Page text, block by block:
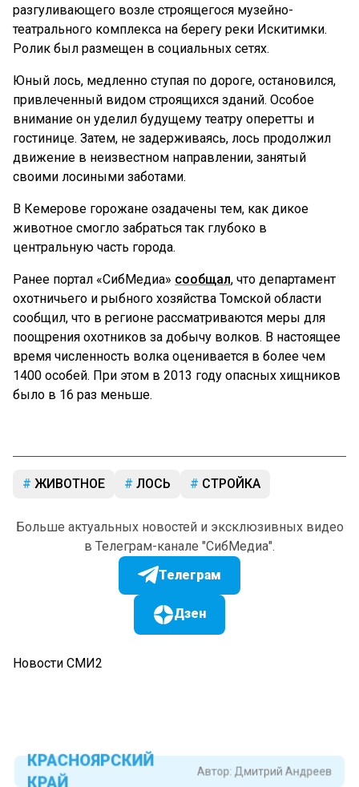
разгуливающего возле строящегося музейно-
театрального комплекса на берегу реки Искитимки.
Ролик был размещен в социальных сетях.
Юный лось, медленно ступая по дороге, остановился,
привлеченный видом строящихся зданий. Особое
внимание он уделил будущему театру оперетты и
гостинице. Затем, не задерживаясь, лось продолжил
движение в неизвестном направлении, занятый
своими лосиными заботами.
В Кемерове горожане озадачены тем, как дикое
животное смогло забраться так глубоко в
центральную часть города.
Ранее портал «СибМедиа» сообщал, что департамент
охотничьего и рыбного хозяйства Томской области
сообщил, что в регионе рассматриваются меры для
поощрения охотников за добычу волков. В настоящее
время численность волка оценивается в более чем
1400 особей. При этом в 2013 году опасных хищников
было в 16 раз меньше.
ЖИВОТНОЕ ЛОСЬ СТРОЙКА
Больше актуальных новостей и эксклюзивных видео
в Телеграм-канале "СибМедиа".
Телеграм
Дзен
Новости СМИ2
Автор: Дмитрий Андреев
КРАСНОЯРСКИЙ
КРАЙ